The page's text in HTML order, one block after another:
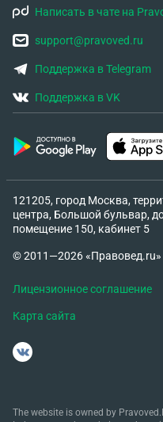
Написать в чате на
support@pravoved.ru
Поддержка в Telegram
Поддержка в VK
121205, город Москва,
центра, Большой бульвар,
помещение 150, кабинет 5
© 2011—2026
Лицензионное соглашение
Карта сайта
The website is owned by